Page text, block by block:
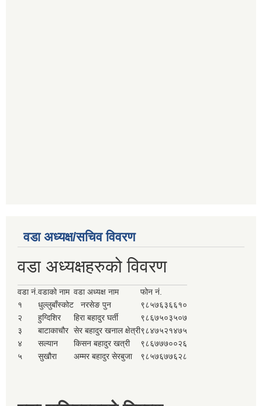
वडा अध्यक्ष/सचिव विवरण
वडा अध्यक्षहरुको विवरण
वडा नं. वडाको नाम वडा अध्यक्ष नाम
फोन नं.
१
धुल्लुबाँस्कोट नरसेङ पुन
९८५७६३६६१०
२
हुग्दिशिर हिरा बहादुर घर्ती
९८६७५०३५०७
३
बाटाकाचौर सेर बहादुर खनाल क्षेत्री९८४७५२१४७५
४
सल्यान किसन बहादुर खत्री
९८६७७७००२६
५
सुखौरा अम्मर बहादुर सेरबुजा ९८५७६७७६२८